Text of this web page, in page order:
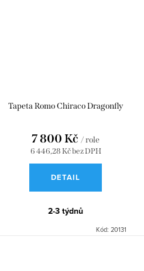
Tapeta Romo Chiraco Dragonfly
6 446,28 Kč bez DPH
7 800 Kč / role
DETAIL
2-3 týdnů
Kód: 20131